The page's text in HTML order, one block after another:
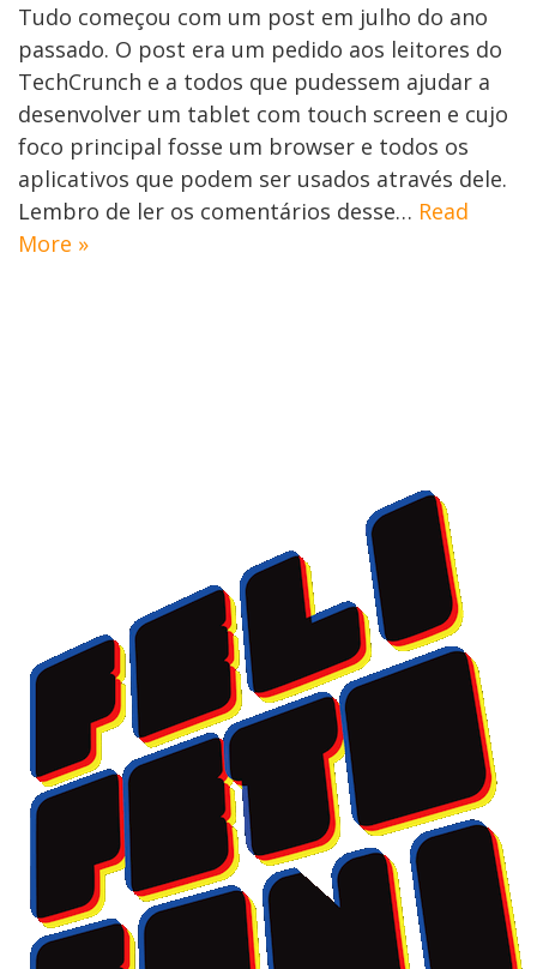
Tudo começou com um post em julho do ano
passado. O post era um pedido aos leitores do
TechCrunch e a todos que pudessem ajudar a
desenvolver um tablet com touch screen e cujo
foco principal fosse um browser e todos os
aplicativos que podem ser usados através dele.
Lembro de ler os comentários desse… Read
More »